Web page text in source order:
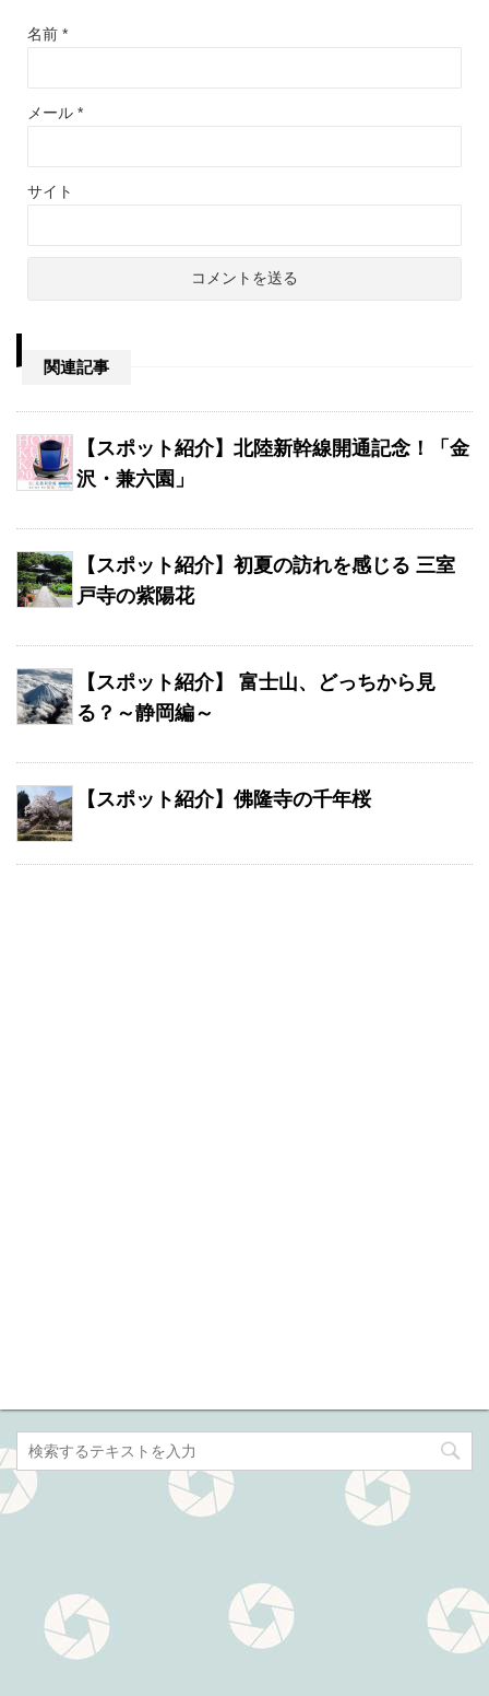
名前 *
メール *
サイト
関連記事
【スポット紹介】北陸新幹線開通記念！「金
沢・兼六園」
【スポット紹介】初夏の訪れを感じる 三室
戸寺の紫陽花
【スポット紹介】 富士山、どっちから見
る？～静岡編～
【スポット紹介】佛隆寺の千年桜